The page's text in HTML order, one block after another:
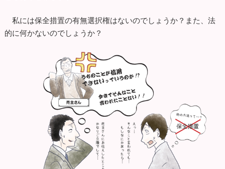
私には保全措置の有無選択権はないのでしょうか？また、法
的に何かないのでしょうか？